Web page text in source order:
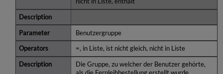
Benutzergruppe
=, in Liste, ist nicht gleich, nicht in Liste
Die Gruppe, zu welcher der Benutzer gehörte,